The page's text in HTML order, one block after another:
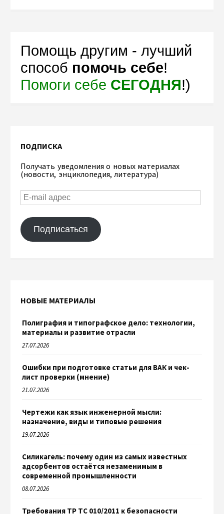
Помощь другим - лучший
способ помочь себе!
Помоги себе СЕГОДНЯ!)
ПОДПИСКА
Получать уведомления о новых материалах
(новости, энциклопедия, литература)
Подписаться
НОВЫЕ МАТЕРИАЛЫ
Полиграфия и типографское дело: технологии,
материалы и развитие отрасли
27.07.2026
Ошибки при подготовке статьи для ВАК и чек-
лист проверки (мнение)
21.07.2026
Чертежи как язык инженерной мысли:
назначение, виды и типовые решения
19.07.2026
Силикагель: почему один из самых известных
адсорбентов остаётся незаменимым в
современной промышленности
08.07.2026
Требования ТР ТС 010/2011 к безопасности